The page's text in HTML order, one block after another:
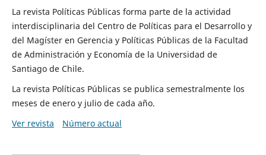
La revista Políticas Públicas forma parte de la actividad
interdisciplinaria del Centro de Políticas para el Desarrollo y
del Magíster en Gerencia y Políticas Públicas de la Facultad
de Administración y Economía de la Universidad de
Santiago de Chile.
La revista Políticas Públicas se publica semestralmente los
meses de enero y julio de cada año.
Ver revista
Número actual